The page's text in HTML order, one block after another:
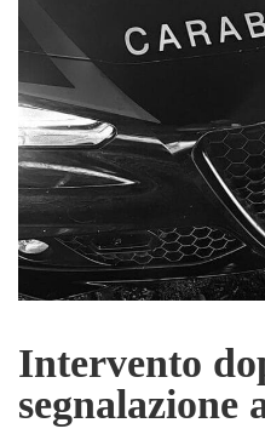
Intervento
segnalazione